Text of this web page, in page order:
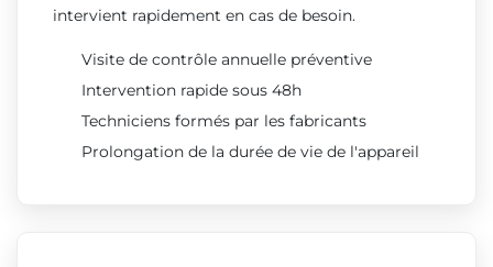
intervient rapidement en cas de besoin.
Visite de contrôle annuelle préventive
Intervention rapide sous 48h
Techniciens formés par les fabricants
Prolongation de la durée de vie de l'appareil